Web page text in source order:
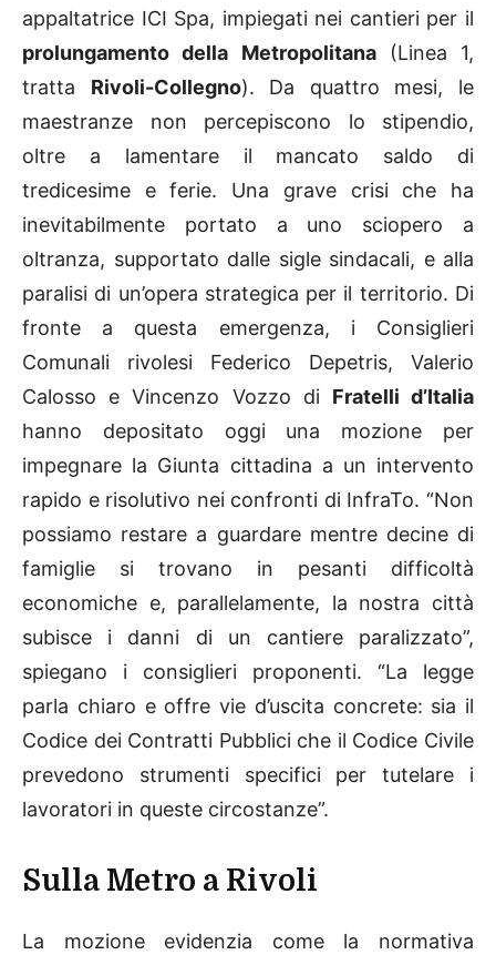
appaltatrice ICI Spa, impiegati nei cantieri per il
prolungamento della Metropolitana(Linea 1,
tratta Rivoli-Collegno). Da quattro mesi, le
maestranze non percepiscono lo stipendio,
oltre a lamentare il mancato saldo di
tredicesime e ferie. Una grave crisi che ha
inevitabilmente portato a uno sciopero a
oltranza, supportato dalle sigle sindacali, e alla
paralisi di un’opera strategica per il territorio. Di
fronte a questa emergenza, i Consiglieri
Comunali rivolesi Federico Depetris, Valerio
Calosso e Vincenzo Vozzo di Fratelli d’Italia
hanno depositato oggi una mozione per
impegnare la Giunta cittadina a un intervento
rapido e risolutivo nei confronti di InfraTo. “Non
possiamo restare a guardare mentre decine di
famiglie si trovano in pesanti difficoltà
economiche e, parallelamente, la nostra città
subisce i danni di un cantiere paralizzato”,
spiegano i consiglieri proponenti. “La legge
parla chiaro e offre vie d’uscita concrete: sia il
Codice dei Contratti Pubblici che il Codice Civile
prevedono strumenti specifici per tutelare i
lavoratori in queste circostanze”.
Sulla Metro a Rivoli
La mozione evidenzia come la normativa